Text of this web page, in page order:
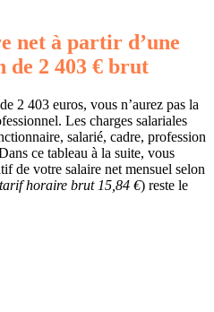
net à partir d’une
de 2 403 € brut
2 403 euros, vous n’aurez pas la
Les charges salariales
salarié, cadre, profession
ce tableau à la suite, vous
de votre salaire net mensuel selon
tarif horaire brut 15,84 €) reste le